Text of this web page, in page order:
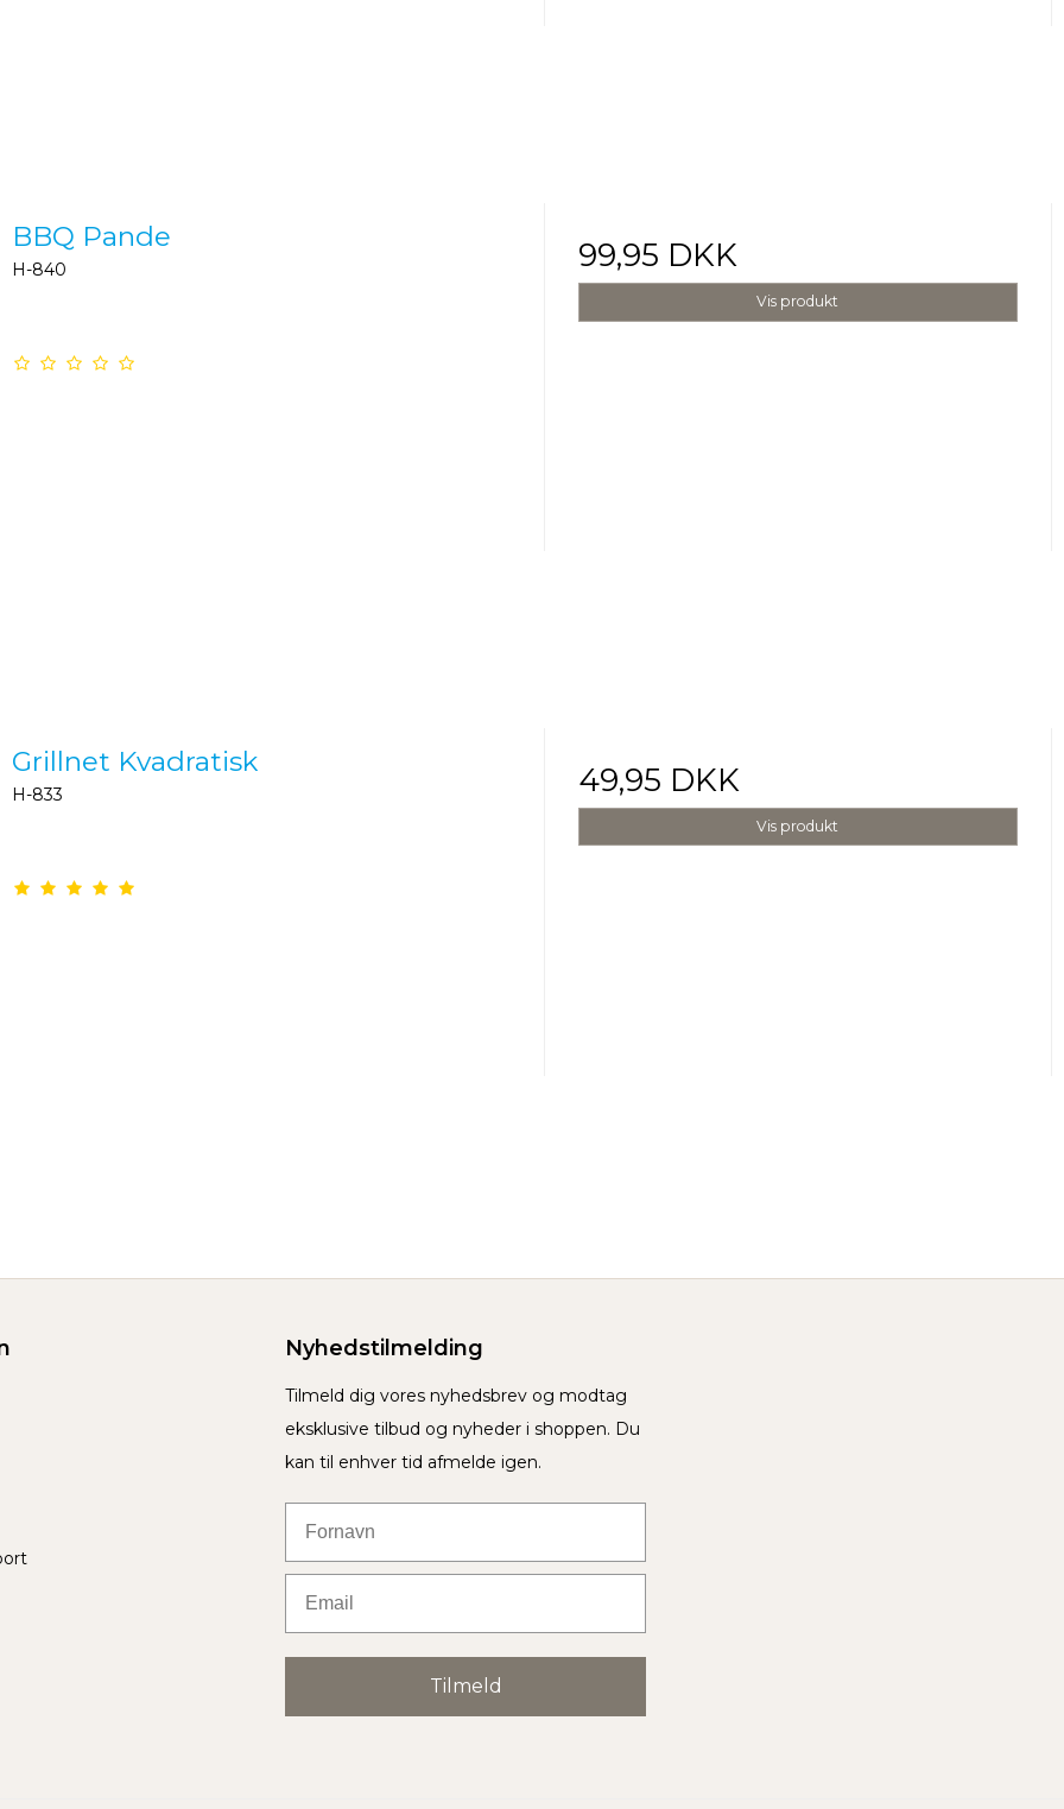
BBQ Pande
H-840 99,95 DKK
Vis produkt
Grillnet Kvadratisk
H-833 49,95 DKK
Vis produkt
Nyhedstilmelding
Tilmeld dig vores nyhedsbrev og modtag
eksklusive tilbud og nyheder i shoppen. Du
kan til enhver tid afmelde igen.
Tilmeld